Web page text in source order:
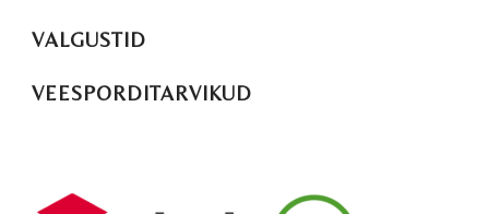
VALGUSTID
VEESPORDITARVIKUD